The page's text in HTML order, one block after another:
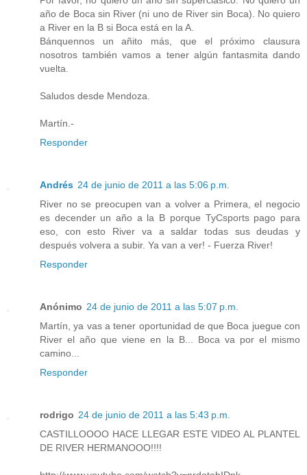
año de Boca sin River (ni uno de River sin Boca). No quiero
a River en la B si Boca está en la A.
Bánquennos un añito más, que el próximo clausura
nosotros también vamos a tener algún fantasmita dando
vuelta.
Saludos desde Mendoza.
Martín.-
Responder
Andrés 24 de junio de 2011 a las 5:06 p.m.
River no se preocupen van a volver a Primera, el negocio
es decender un año a la B porque TyCsports pago para
eso, con esto River va a saldar todas sus deudas y
después volvera a subir. Ya van a ver! - Fuerza River!
Responder
Anónimo 24 de junio de 2011 a las 5:07 p.m.
Martín, ya vas a tener oportunidad de que Boca juegue con
River el año que viene en la B... Boca va por el mismo
camino...
Responder
rodrigo 24 de junio de 2011 a las 5:43 p.m.
CASTILLOOOO HACE LLEGAR ESTE VIDEO AL PLANTEL
DE RIVER HERMANOOO!!!!